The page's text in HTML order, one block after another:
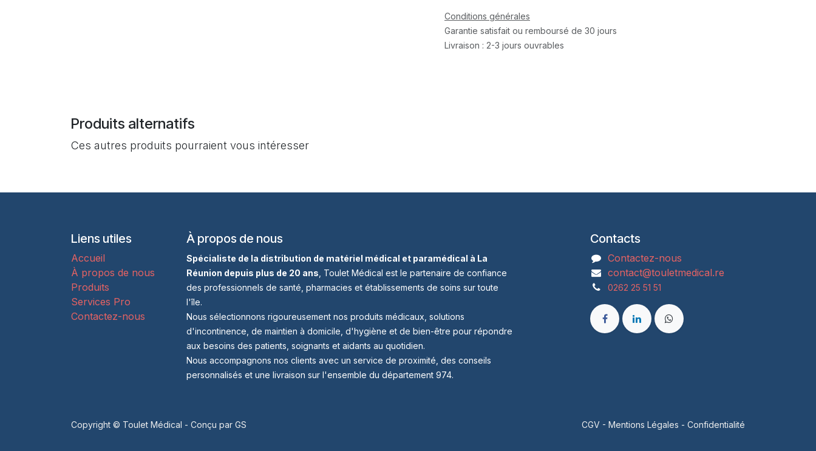
Conditions générales
Garantie satisfait ou remboursé de 30 jours
Livraison : 2-3 jours ouvrables
Produits alternatifs
Ces autres produits pourraient vous intéresser
Liens utiles
Accueil
À propos de nous
Produits
Services Pro
Contactez-nous
À propos de nous
Spécialiste de la distribution de matériel médical et paramédical à La
Réunion depuis plus de 20 ans , Toulet Médical est le partenaire de confiance
des professionnels de santé, pharmacies et établissements de soins sur toute
l'île.
Nous sélectionnons rigoureusement nos produits médicaux, solutions
d'incontinence, de maintien à domicile, d'hygiène et de bien-être pour répondre
aux besoins des patients, soignants et aidants au quotidien.
Nous accompagnons nos clients avec un service de proximité, des conseils
personnalisés et une livraison sur l'ensemble du département 974.
Contacts
Contactez-nous
contact@touletmedical.re
0262 25 51 51
CGV - Mentions Légales - Confidentialité
Copyright © Toulet Médical - Conçu par GS